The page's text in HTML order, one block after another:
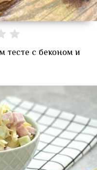
тесте с беконом и